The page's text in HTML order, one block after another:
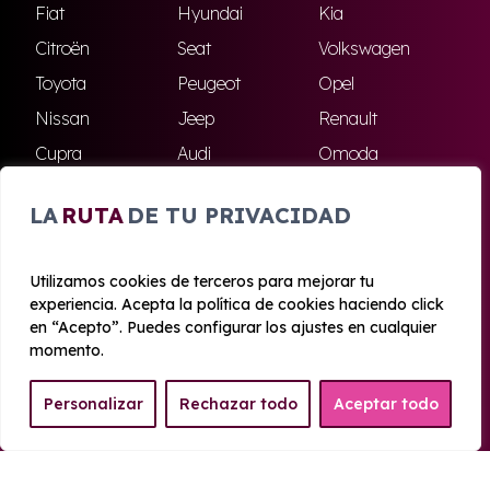
LA RUTA DE TU PRIVACIDAD
Utilizamos cookies de terceros para mejorar tu
experiencia. Acepta la política de cookies haciendo click
en “Acepto”. Puedes configurar los ajustes en cualquier
momento.
Personalizar Rechazar todo Aceptar todo
Fiat Hyundai
Kia
Citroën
Seat
Volkswagen
Toyota
Peugeot
Opel
Nissan
Jeep
Renault
Cupra
Audi
Omoda
Skoda
Ford Todas las marcas
© 2020 - 2026 Azahara Renting
Aviso legal y Privacidad